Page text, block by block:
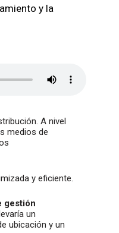
y la
A nivel
medios de
y eficiente.
gestión
un
ubicación y un